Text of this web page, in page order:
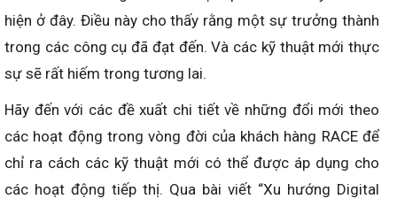
hiện ở đây. Điều này cho thấy rằng một sự trưởng thành
trong các công cụ đã đạt đến. Và các kỹ thuật mới thực
sự sẽ rất hiếm trong tương lai.
Hãy đến với các đề xuất chi tiết về những đổi mới theo
các hoạt động trong vòng đời của khách hàng RACE để
chỉ ra cách các kỹ thuật mới có thể được áp dụng cho
các hoạt động tiếp thị. Qua bài viết “Xu hướng Digital